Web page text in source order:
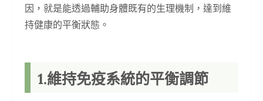
因，就是能透過輔助身體既有的生理機制，達到維
持健康的平衡狀態。
1.維持免疫系統的平衡調節